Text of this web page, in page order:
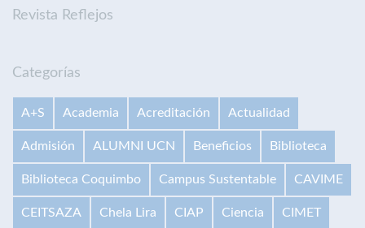
Revista Reflejos
Categorías
A+S Academia Acreditación Actualidad
Admisión ALUMNI UCN Beneficios Biblioteca
Biblioteca Coquimbo Campus Sustentable CAVIME
CEITSAZA Chela Lira CIAP Ciencia CIMET